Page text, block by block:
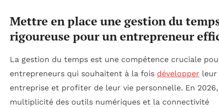
Mettre en place une gestion du
rigoureuse pour un entrepreneur
La gestion du temps est une compétence cruciale
entrepreneurs qui souhaitent à la fois développer leur
entreprise et profiter de leur vie personnelle. En
multiplicité des outils numériques et la connectivité